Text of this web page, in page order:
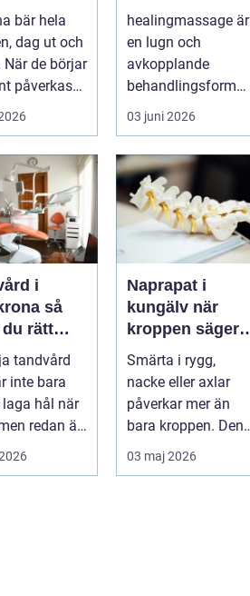
vanliga
bär hela
dag ut och
När de börjar
påverkas
bara stegen
kropp och själ
healingmassage är
en lugn och
avkopplande
behandlingsform
som förenar
klassisk massage
med energibas...
03 juni 2026
i
så
rätt
tandvård
inte bara
hål när
redan är
Det
...
Naprapat i
kungälv när
kroppen säger
ifrån
Smärta i rygg,
nacke eller axlar
påverkar mer än
bara kroppen. Den
tar energi,
koncentration och
03 maj 2026